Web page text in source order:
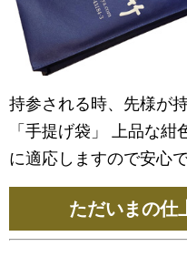
持参される時、先様が
「手提げ袋」 上品な
に適応しますので安心で
ただいまの仕